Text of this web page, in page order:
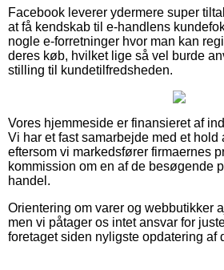
Facebook leverer ydermere super
at få kendskab til e-handlens
nogle e-forretninger hvor man kan
deres køb, hvilket lige så vel burde
stilling til kundetilfredsheden.
Vores hjemmeside er finansieret af
Vi har et fast samarbejde med et hold
eftersom vi markedsfører firmaernes
kommission om en af de besøgende
handel.
Orientering om varer og webbutikker
men vi påtager os intet ansvar for
foretaget siden nyligste opdatering af